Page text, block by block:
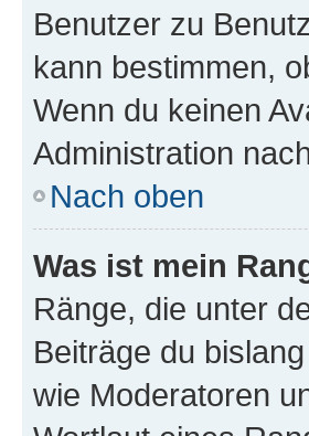
Benutzer zu
kann bestimmen,
Wenn du keinen
Administration
Nach oben
Was ist mein
Ränge, die unter
Beiträge du
wie Moderatoren